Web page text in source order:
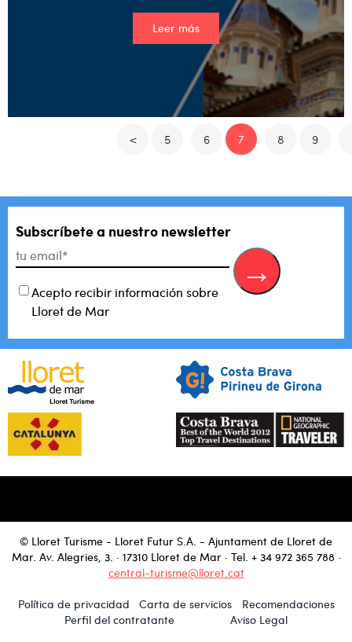
Leer más
< 5 6 7 8 9
Subscríbete a nuestro newsletter
Acepto recibir información sobre
Lloret de Mar
© Lloret Turisme - Lloret Futur S.A. - Ajuntament de Lloret de
Mar. Av. Alegries, 3. · 17310 Lloret de Mar · Tel. + 34 972 365 788 ·
central-turisme@lloret.cat
Política de privacidad Carta de servicios
Recomendaciones
Perfil del contratante
Aviso Legal